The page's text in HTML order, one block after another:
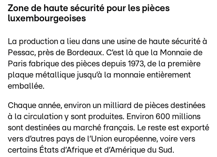
Zone de haute sécurité pour les pièces
luxembourgeoises
La production a lieu dans une usine de haute sécurité à
Pessac, près de Bordeaux. C’est là que la Monnaie de
Paris fabrique des pièces depuis 1973, de la première
plaque métallique jusqu’à la monnaie entièrement
emballée.
Chaque année, environ un milliard de pièces destinées
à la circulation y sont produites. Environ 600 millions
sont destinées au marché français. Le reste est exporté
vers d’autres pays de l’Union européenne, voire vers
certains États d’Afrique et d’Amérique du Sud.